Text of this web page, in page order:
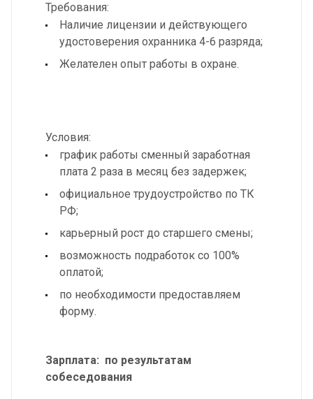
Требования:
Наличие лицензии и действующего
удостоверения охранника 4-6 разряда;
Желателен опыт работы в охране.
Условия:
график работы сменный заработная
плата 2 раза в месяц без задержек;
официальное трудоустройство по ТК
РФ;
карьерный рост до старшего смены;
возможность подработок со 100%
оплатой;
по необходимости предоставляем
форму.
Зарплата: по результатам
собеседования